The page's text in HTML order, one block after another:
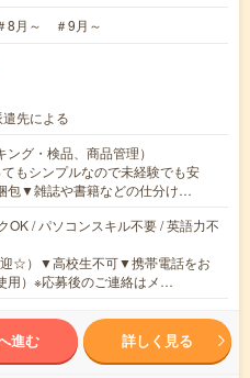
8月～ ＃9月～
先による
グ・検品、商品管理）
もシンプルなので未経験でも安
包▼雑誌や書籍などの仕分け…
OK / パソコンスキル不要 / 英語力不
☆）▼高校生不可▼携帯電話をお
用）※応募後のご連絡はメ…
進む 詳しく見る